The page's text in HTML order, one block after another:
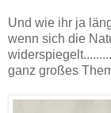
Und wie ihr ja
wenn sich die
ganz großes